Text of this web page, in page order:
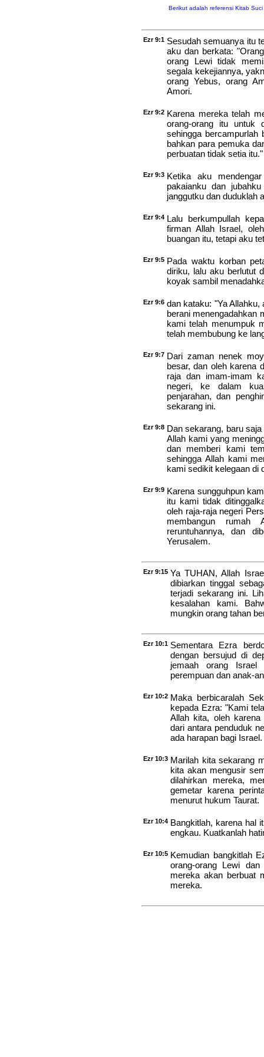
Berikut adalah referensi Kitab
Ezr 9:1 Sesudah semuanya itu
aku dan berkata:
orang Lewi tidak
segala kekejiannya,
orang Yebus, orang
Amori.
Ezr 9:2 Karena mereka telah
orang-orang itu untuk
sehingga bercampurlah
bahkan para pemuka
perbuatan tidak setia itu."
Ezr 9:3 Ketika aku
pakaianku dan
janggutku dan duduklah
Ezr 9:4 Lalu berkumpullah
firman Allah Israel,
buangan itu, tetapi aku
Ezr 9:5 Pada waktu korban
diriku, lalu aku berlutut
koyak sambil
Ezr 9:6 dan kataku: "Ya
berani menengadahkan
kami telah menumpuk
telah membubung ke
Ezr 9:7 Dari zaman nenek
besar, dan oleh karena
raja dan imam-imam
negeri, ke dalam
penjarahan, dan
sekarang ini.
Ezr 9:8 Dan sekarang, baru
Allah kami yang
dan memberi kami
sehingga Allah kami
kami sedikit kelegaan di
Ezr 9:9 Karena sungguhpun
itu kami tidak
oleh raja-raja negeri
membangun rumah
reruntuhannya, dan
Yerusalem.
Ezr 9:15 Ya TUHAN, Allah
dibiarkan tinggal
terjadi sekarang ini.
kesalahan kami.
mungkin orang tahan
Ezr 10:1 Sementara Ezra
dengan bersujud di
jemaah orang Israel
perempuan dan anak-
Ezr 10:2 Maka berbicaralah
kepada Ezra: "Kami
Allah kita, oleh
dari antara penduduk
ada harapan bagi Israel.
Ezr 10:3 Marilah kita sekarang
kita akan mengusir
dilahirkan mereka,
gemetar karena
menurut hukum Taurat.
Ezr 10:4 Bangkitlah, karena hal
engkau. Kuatkanlah
Ezr 10:5 Kemudian bangkitlah
orang-orang Lewi
mereka akan berbuat
mereka.